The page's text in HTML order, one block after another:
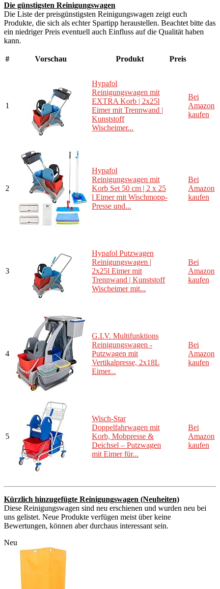
Die günstigsten Reinigungswagen
Die Liste der preisgünstigsten Reinigungswagen zeigt euch
Produkte, die sich als echter Spartipp heraustellen. Beachtet bitte das
ein niedriger Preis eventuell auch Einfluss auf die Qualität haben
kann.
# Vorschau Produkt Preis
1
Hypafol
Reinigungswagen mit
EXTRA Korb | 2x25l
Eimer mit Trennwand |
Kunststoff
Wischeimer...
Bei
Amazon
kaufen
2
Hypafol
Reinigungswagen mit
Korb Set 50 cm | 2 x 25
l Eimer mit Wischmopp-
Presse und...
Bei
Amazon
kaufen
3
Hypafol Putzwagen
Reinigungswagen |
2x25l Eimer mit
Trennwand | Kunststoff
Wischeimer mit...
Bei
Amazon
kaufen
4
G.I.V. Multifunktions
Reinigungswagen -
Putzwagen mit
Vertikalpresse, 2x18L
Eimer...
Bei
Amazon
kaufen
5
Wisch-Star
Doppelfahrwagen mit
Korb, Mobpresse &
Deichsel – Putzwagen
mit Eimer für...
Bei
Amazon
kaufen
Kürzlich hinzugefügte Reinigungswagen (Neuheiten)
Diese Reinigungswagen sind neu erschienen und wurden neu bei
uns gelistet. Neue Produkte verfügen meist über keine
Bewertungen, können aber durchaus interessant sein.
Neu